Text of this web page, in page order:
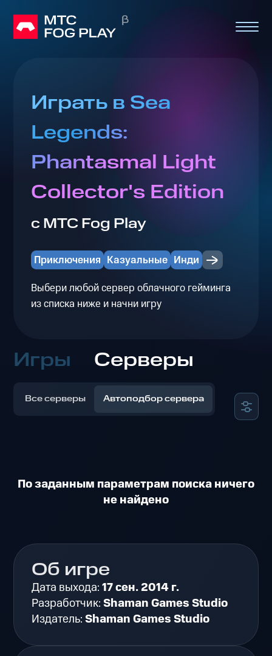
Играть в Sea
Legends:
Phantasmal Light
Collector's Edition
с МТС Fog Play
Приключения Казуальные Инди
Выбери любой сервер облачного гейминга
из списка ниже и начни игру
Игры Серверы
Все серверы Автоподбор сервера
По заданным параметрам поиска ничего
не найдено
Об игре
Дата выхода:17 сен. 2014 г.
Разработчик:Shaman Games Studio
Издатель:Shaman Games Studio